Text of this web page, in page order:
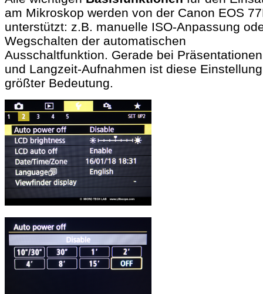
am Mikroskop werden von der Canon EOS
unterstützt: z.B. manuelle ISO-Anpassung
Wegschalten der automatischen
Ausschaltfunktion. Gerade bei Präsentationen
und Langzeit-Aufnahmen ist diese
größter Bedeutung.